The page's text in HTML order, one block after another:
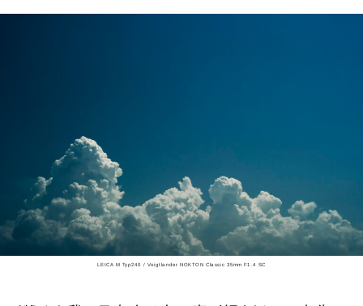
LEICA M Typ240 / Voigtlander NOKTON Classic 35mm F1.4 SC